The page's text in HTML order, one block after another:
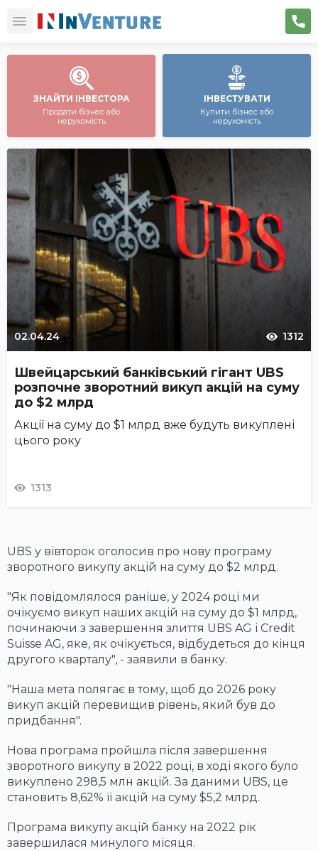
ЗНАЙТИ ІНВЕСТОРА
Продати бізнес або
нерухомість
ІНВЕСТУВАТИ
Купити бізнес або
нерухомість
02.04.24 1312
Швейцарський банківський гігант UBS
розпочне зворотний викуп акцій на суму
до $2 млрд
Акції на суму до $1 млрд вже будуть викуплені
цього року
1313
UBS у вівторок оголосив про нову програму
зворотного викупу акцій на суму до $2 млрд.
"Як повідомлялося раніше, у 2024 році ми
очікуємо викуп наших акцій на суму до $1 млрд,
починаючи з завершення злиття UBS AG і Credit
Suisse AG, яке, як очікується, відбудеться до кінця
другого кварталу", - заявили в банку.
"Наша мета полягає в тому, щоб до 2026 року
викуп акцій перевищив рівень, який був до
придбання".
Нова програма пройшла після завершення
зворотного викупу в 2022 році, в ході якого було
викуплено 298,5 млн акцій. За даними UBS, це
становить 8,62% її акцій на суму $5,2 млрд.
Програма викупу акцій банку на 2022 рік
завершилася минулого місяця.